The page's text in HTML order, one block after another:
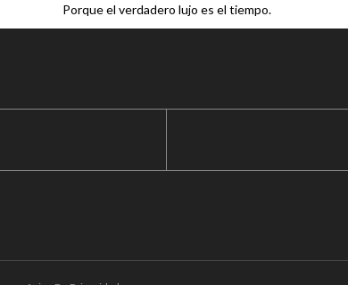
Porque el verdadero lujo es el tiempo.